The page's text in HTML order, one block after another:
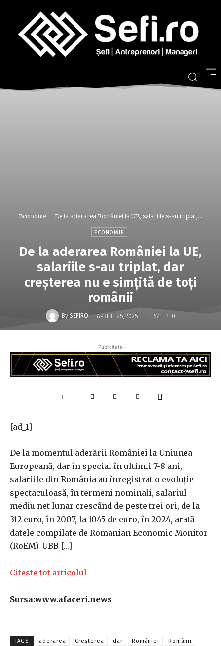
Economie De la aderarea României la UE, salariile s-au triplat,...
ECONOMIE
De la aderarea României la UE,
salariile s-au triplat, dar
creșterea nu e simțită de toți
românii
By SEFIRO - APRILIE 25, 2025 67 0
- Publicitate -
[ad_1]
De la momentul aderării României la Uniunea
Europeană, dar în special în ultimii 7-8 ani,
salariile din România au înregistrat o evoluție
spectaculoasă, în termeni nominali, salariul
mediu net lunar crescând de peste trei ori, de la
312 euro, în 2007, la 1045 de euro, în 2024, arată
datele compilate de Romanian Economic Monitor
(RoEM)-UBB […]
Citeste tot articolul
Sursa:www.afaceri.news
TAGS aderarea Creşterea dar României
Românii